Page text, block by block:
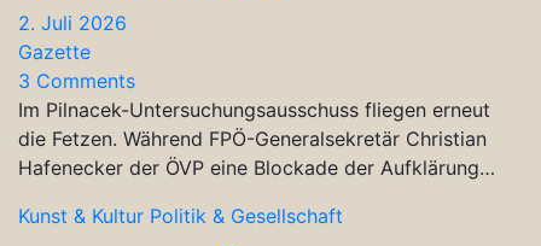
2. Juli 2026
Gazette
3 Comments
Im Pilnacek-Untersuchungsausschuss fliegen erneut
die Fetzen. Während FPÖ-Generalsekretär Christian
Hafenecker der ÖVP eine Blockade der Aufklärung…
Kunst & Kultur Politik & Gesellschaft